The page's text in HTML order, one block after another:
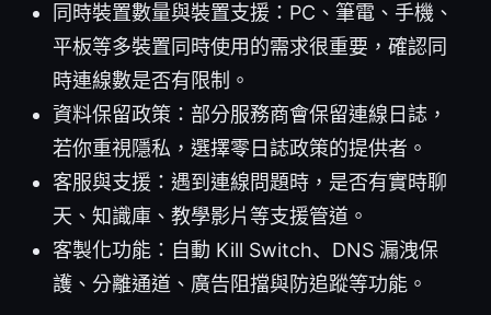
同時裝置數量與裝置支援：PC、筆電、手機、
平板等多裝置同時使用的需求很重要，確認同
時連線數是否有限制。
資料保留政策：部分服務商會保留連線日誌，
若你重視隱私，選擇零日誌政策的提供者。
客服與支援：遇到連線問題時，是否有實時聊
天、知識庫、教學影片等支援管道。
客製化功能：自動 Kill Switch、DNS 漏洩保
護、分離通道、廣告阻擋與防追蹤等功能。